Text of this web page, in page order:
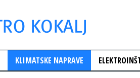
KLIMATSKE NAPRAVE